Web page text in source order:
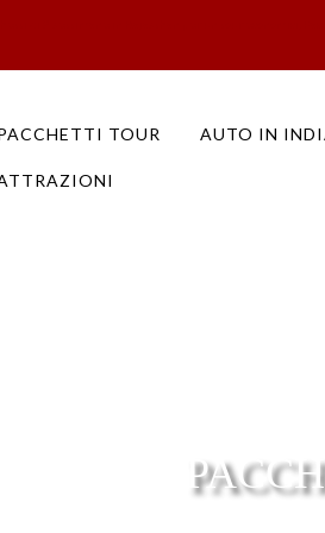
TOUR AUTO IN